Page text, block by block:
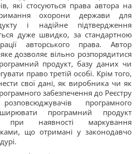
які стосуються права автора на
охорони держави для
і надійне підтвердження
дуже швидко, за стандартною
авторського права. Автор
дозволяє вільно розпорядитися
продукт, базу даних чи
право третій особі. Крім того,
свої дані, як виробника чи як
забезпечення до Реєстру
програмного
програмний продукт
наявності маркування
що отримані у законодавчо